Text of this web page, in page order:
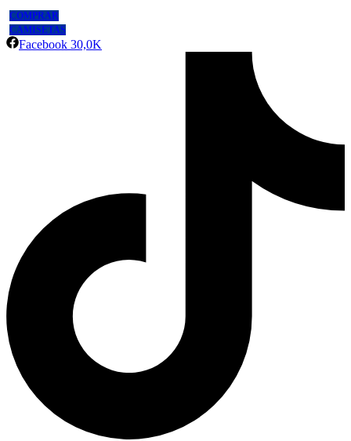
COMPRAR
CAMISETAS
Facebook 30,0K